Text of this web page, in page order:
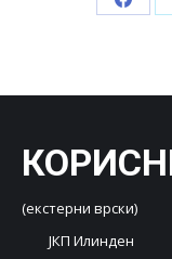
Share
(екстерни врски)
ЈКП Илинден